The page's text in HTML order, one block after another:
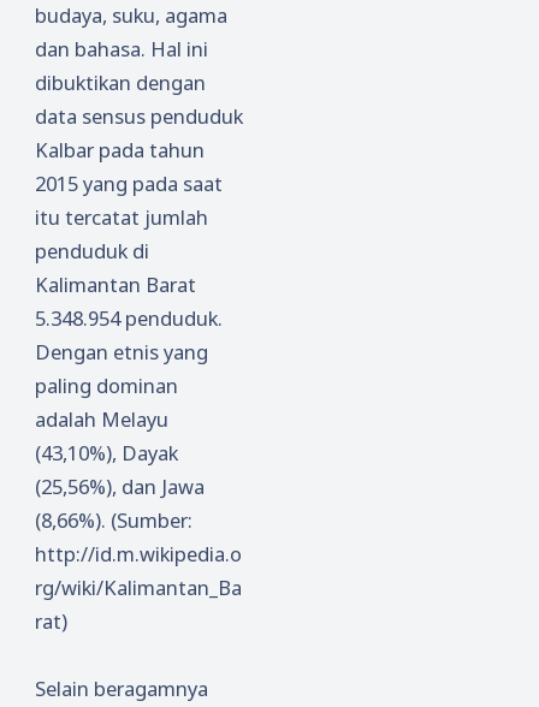
budaya, suku, agama
dan bahasa. Hal ini
dibuktikan dengan
data sensus penduduk
Kalbar pada tahun
2015 yang pada saat
itu tercatat jumlah
penduduk di
Kalimantan Barat
5.348.954 penduduk.
Dengan etnis yang
paling dominan
adalah Melayu
(43,10%), Dayak
(25,56%), dan Jawa
(8,66%). (Sumber:
http://id.m.wikipedia.o
rg/wiki/Kalimantan_Ba
rat)
Selain beragamnya